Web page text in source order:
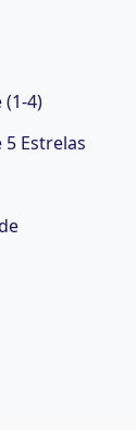
4)
Estrelas